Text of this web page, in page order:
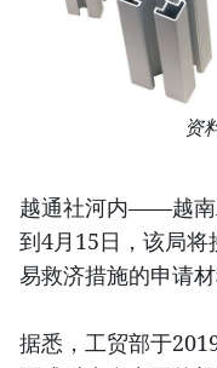
资
越通社河内——越南
到4月15日，该局
易救济措施的申请
据悉，工贸部于